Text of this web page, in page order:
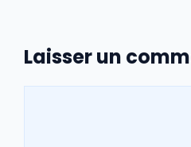
Laisser un